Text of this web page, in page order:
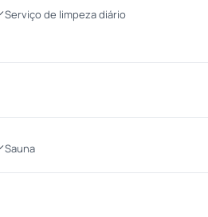
Serviço de limpeza diário
Sauna